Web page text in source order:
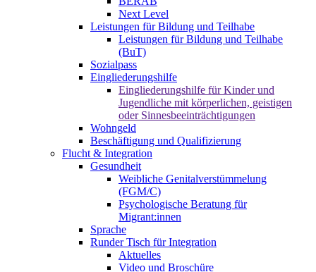
Next Level
Leistungen für Bildung und Teilhabe
Leistungen für Bildung und Teilhabe
(BuT)
Sozialpass
Eingliederungshilfe
Eingliederungshilfe für Kinder und
Jugendliche mit körperlichen, geistigen
oder Sinnesbeeinträchtigungen
Wohngeld
Beschäftigung und Qualifizierung
Flucht & Integration
Gesundheit
Weibliche Genitalverstümmelung
(FGM/C)
Psychologische Beratung für
Migrant:innen
Sprache
Runder Tisch für Integration
Aktuelles
Video und Broschüre